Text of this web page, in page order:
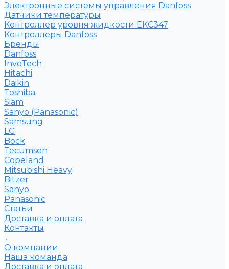
Электронные системы управления Danfoss
Датчики температуры
Контроллер уровня жидкости ЕКС347
Контроллеры Danfoss
Бренды
Danfoss
InvoTech
Hitachi
Daikin
Toshiba
Siam
Sanyo (Panasonic)
Samsung
LG
Bock
Tecumseh
Copeland
Mitsubishi Heavy
Bitzer
Sanyo
Рanasonic
Статьи
Доставка и оплата
Контакты
...
О компании
Наша команда
Доставка и оплата